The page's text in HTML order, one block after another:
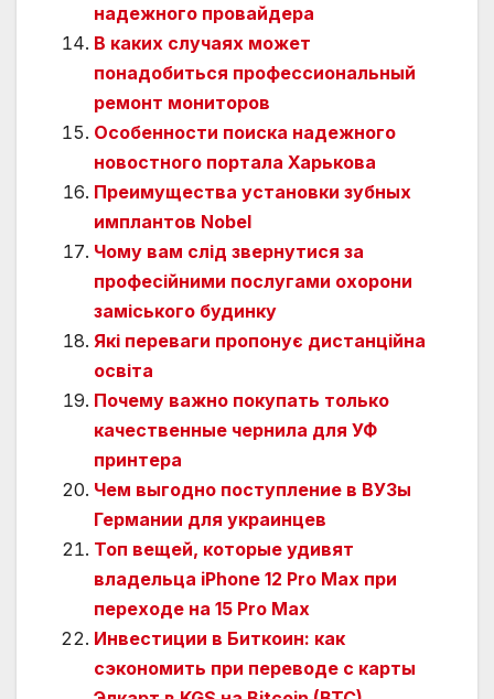
надежного провайдера
В каких случаях может
понадобиться профессиональный
ремонт мониторов
Особенности поиска надежного
новостного портала Харькова
Преимущества установки зубных
имплантов Nobel
Чому вам слід звернутися за
професійними послугами охорони
заміського будинку
Які переваги пропонує дистанційна
освіта
Почему важно покупать только
качественные чернила для УФ
принтера
Чем выгодно поступление в ВУЗы
Германии для украинцев
Топ вещей, которые удивят
владельца iPhone 12 Pro Max при
переходе на 15 Pro Max
Инвестиции в Биткоин: как
сэкономить при переводе с карты